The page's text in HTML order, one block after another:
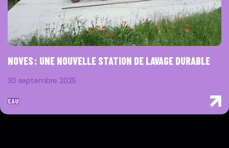
NOVES : UNE NOUVELLE STATION DE LAVAGE DURABLE
30 septembre 2025
EAU